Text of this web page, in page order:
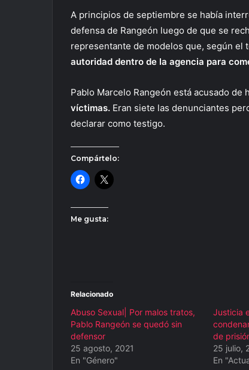
A principios de septiembre se había
defensa de Rangeón luego de que se
representante de modelos que, según el
autoridad dentro de la agencia para
Pablo Marcelo Rangeón está acusado de
víctimas. Eran siete las denunciantes
declarar como testigo.
Compártelo:
Me gusta:
Relacionado
Abuso Sexual| Por malos tratos,
Pablo Rangeón se quedó sin
defensor
25 agosto, 2021
En "Género"
Justicia
de
25 julio,
En